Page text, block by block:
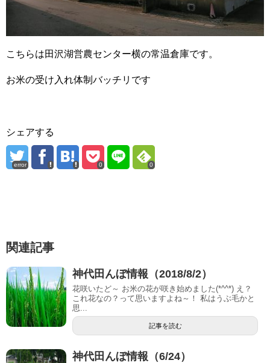
こちらは田沢湖営農センター横の常温倉庫です。
お米の受け入れ体制バッチリです
シェアする
error 0 0
関連記事
神代田んぼ情報（2018/8/2）
花咲いたど～ お米の花が咲き始めました(*^^*) え？
これ花なの？って思いますよね～！ 私はうぶ毛かと
思...
記事を読む
神代田んぼ情報（6/24）